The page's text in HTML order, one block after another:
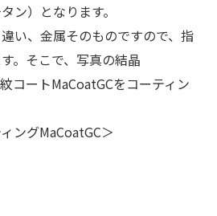
ン）となります。
い、金属そのものですので、指
。そこで、写真の結晶
コートMaCoatGCをコーティン
ングMaCoatGC＞